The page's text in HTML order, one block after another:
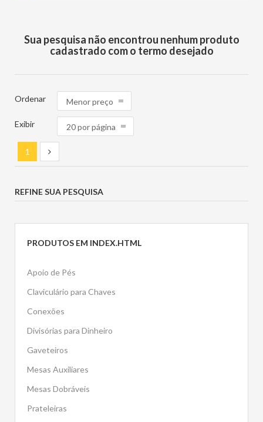
Sua pesquisa não encontrou nenhum produto
cadastrado com o termo desejado
Ordenar
Exibir
1
REFINE SUA PESQUISA
PRODUTOS EM INDEX.HTML
Apoio de Pés
Claviculário para Chaves
Conexões
Divisórias para Dinheiro
Gaveteiros
Mesas Auxiliares
Mesas Dobráveis
Prateleiras